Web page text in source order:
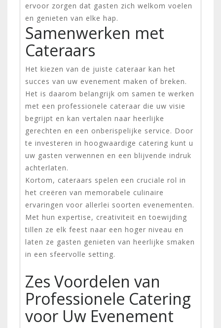
ervoor zorgen dat gasten zich welkom voelen
en genieten van elke hap.
Samenwerken met
Cateraars
Het kiezen van de juiste cateraar kan het
succes van uw evenement maken of breken.
Het is daarom belangrijk om samen te werken
met een professionele cateraar die uw visie
begrijpt en kan vertalen naar heerlijke
gerechten en een onberispelijke service. Door
te investeren in hoogwaardige catering kunt u
uw gasten verwennen en een blijvende indruk
achterlaten.
Kortom, cateraars spelen een cruciale rol in
het creëren van memorabele culinaire
ervaringen voor allerlei soorten evenementen.
Met hun expertise, creativiteit en toewijding
tillen ze elk feest naar een hoger niveau en
laten ze gasten genieten van heerlijke smaken
in een sfeervolle setting.
Zes Voordelen van
Professionele Catering
voor Uw Evenement